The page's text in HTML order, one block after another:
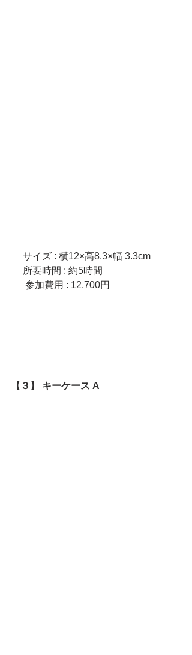
サイズ : 横12×高8.3×幅 3.3cm
     所要時間 : 約5時間
参加費用 : 12,700円
【３】 キーケース A